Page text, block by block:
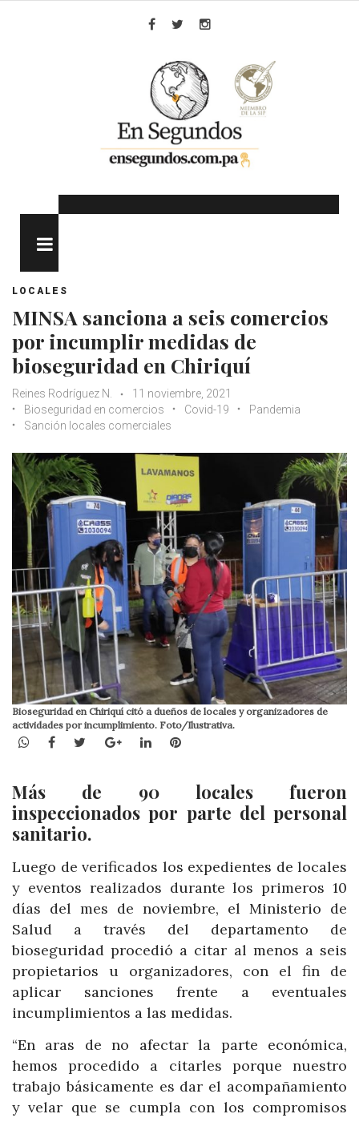
LOCALES
MINSA sanciona a seis comercios
por incumplir medidas de
bioseguridad en Chiriquí
Reines Rodríguez N.
11 noviembre, 2021
Bioseguridad en comercios
Covid-19
Pandemia
Sanción locales comerciales
Bioseguridad en Chiriquí citó a dueños de locales y organizadores de
actividades por incumplimiento. Foto/Ilustrativa.
WhatsApp
Facebook
TwitterGoogle+LinkedInPinterest
Más de 90 locales fueron
inspeccionados por parte del personal
sanitario.
Luego de verificados los expedientes de locales
y eventos realizados durante los primeros 10
días del mes de noviembre, el Ministerio de
Salud a través del departamento de
bioseguridad procedió a citar al menos a seis
propietarios u organizadores, con el fin de
aplicar sanciones frente a eventuales
incumplimientos a las medidas.
“En aras de no afectar la parte económica,
hemos procedido a citarles porque nuestro
trabajo básicamente es dar el acompañamiento
y velar que se cumpla con los compromisos